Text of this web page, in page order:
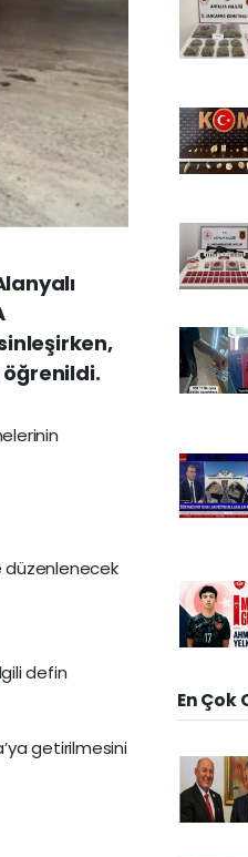
öğrenildi.
düzenlenecek
defin
getirilmesini
En Çok